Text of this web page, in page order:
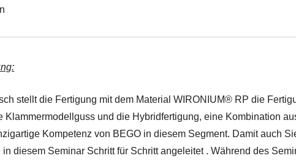
stellt die Fertigung mit dem Material WIRONIUM® RP die
Klammermodellguss und die Hybridfertigung, eine Kombination
Kompetenz von BEGO in diesem Segment. Damit auch
in diesem Seminar Schritt für Schritt angeleitet . Während des